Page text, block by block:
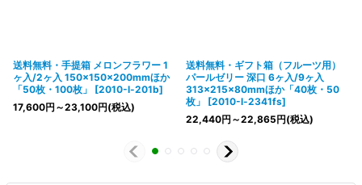
送料無料・手提箱 メロンフラワー 1
ヶ入/2ヶ入 150×150×200mmほか
「50枚・100枚」
[2010-l-201b]
17,600円 ～23,100円(税込)
送料無料・ギフト箱（フルーツ用）
パールゼリー 深口 6ヶ入/9ヶ入
313×215×80mmほか「40枚・50
枚」
[2010-l-2341fs]
22,440円 ～22,865円(税込)